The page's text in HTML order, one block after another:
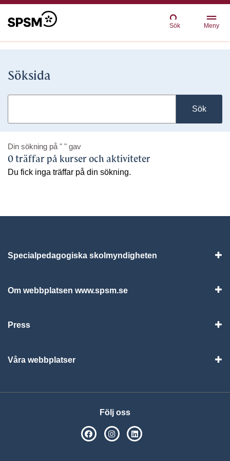
Sök Meny
Söksida
Sök
Din sökning på " " gav
0 träffar på kurser och aktiviteter
Du fick inga träffar på din sökning.
Specialpedagogiska skolmyndigheten
Om webbplatsen www.spsm.se
Press
Våra webbplatser
Följ oss
SPSM på Facebook
SPSM på Instagram